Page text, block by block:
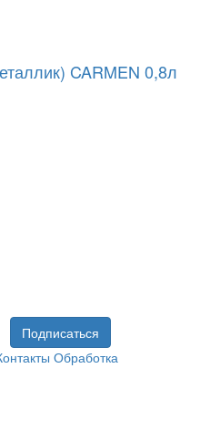
CARMEN 0,8л
Подписаться
Обработка